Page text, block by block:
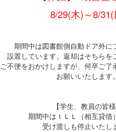
8/29(木)～8/31(
期間中は図書館側自動ドア外に
設置しています。返却はそちらを
ご不便をおかけしますが、何卒ご了
お願いいたします。
【学生、教員の皆様
期間中はＩＬＬ（相互貸借
受け渡しも停止いたし